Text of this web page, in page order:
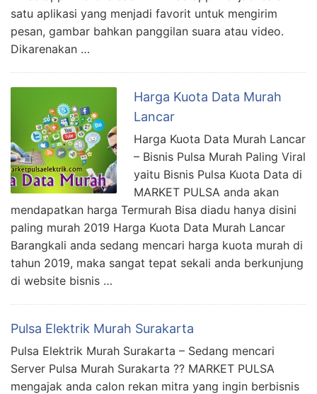
satu aplikasi yang menjadi favorit untuk mengirim
pesan, gambar bahkan panggilan suara atau video.
Dikarenakan …
Harga Kuota Data Murah
Lancar
Harga Kuota Data Murah Lancar
– Bisnis Pulsa Murah Paling Viral
yaitu Bisnis Pulsa Kuota Data di
MARKET PULSA anda akan
mendapatkan harga Termurah Bisa diadu hanya disini
paling murah 2019 Harga Kuota Data Murah Lancar
Barangkali anda sedang mencari harga kuota murah di
tahun 2019, maka sangat tepat sekali anda berkunjung
di website bisnis …
Pulsa Elektrik Murah Surakarta
Pulsa Elektrik Murah Surakarta – Sedang mencari
Server Pulsa Murah Surakarta ?? MARKET PULSA
mengajak anda calon rekan mitra yang ingin berbisnis